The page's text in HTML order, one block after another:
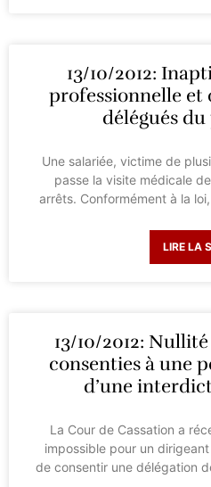
13/10/2012:
professionnelle et
délégués
Une salariée, victime de
passe la visite médicale
arrêts. Conformément à la
LIRE LA
13/10/2012:
consenties à une
d’une
La Cour de Cassation a
impossible pour un
de consentir une délégation